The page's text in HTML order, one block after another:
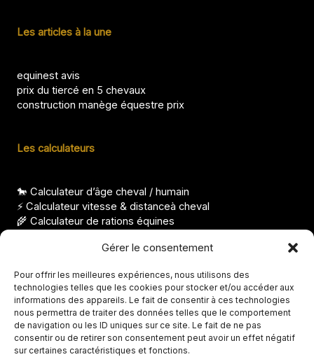
Gérer le consentement
Pour offrir les meilleures expériences, nous utilisons des
technologies telles que les cookies pour stocker et/ou accéder aux
informations des appareils. Le fait de consentir à ces technologies
nous permettra de traiter des données telles que le comportement
de navigation ou les ID uniques sur ce site. Le fait de ne pas
consentir ou de retirer son consentement peut avoir un effet négatif
sur certaines caractéristiques et fonctions.
Les articles à la une
equinest avis
prix du tiercé en 5 chevaux
construction manège équestre prix
Les calculateurs
🐎 Calculateur d’âge cheval / humain
⚡ Calculateur vitesse & distanceà cheval
🌾 Calculateur de rations équines
Le cheval le moins cher du monde, mythe ou réalité ?
Combien coûte un cheval en demi-pension réellement ?
Que faire avec de vieux fers à cheval, idées déco et utiles
Nom de cheval femelle, idées élégantes et originales
Races de chevaux indiens, origines et particularités